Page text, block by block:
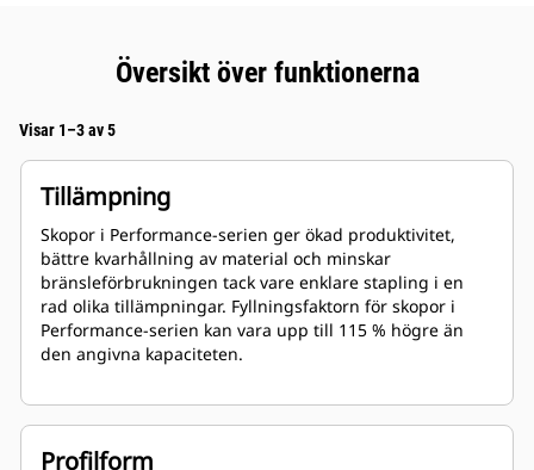
Översikt över funktionerna
Visar 1–3 av 5
Tillämpning
Skopor i Performance-serien ger ökad produktivitet,
bättre kvarhållning av material och minskar
bränsleförbrukningen tack vare enklare stapling i en
rad olika tillämpningar. Fyllningsfaktorn för skopor i
Performance-serien kan vara upp till 115 % högre än
den angivna kapaciteten.
Profilform